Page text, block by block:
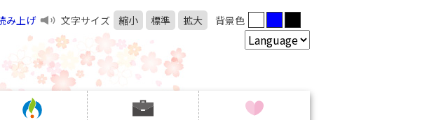
み上げ 文字サイズ 縮小 標準 拡大 背景色